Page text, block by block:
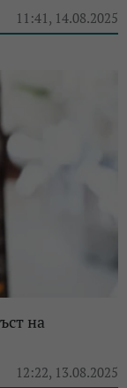
11:41, 14.08.2025
на
12:22, 13.08.2025